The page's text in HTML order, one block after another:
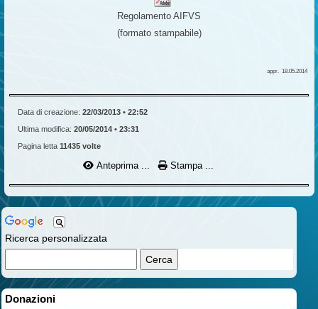
Ricerca personalizzata
Donazioni
Regolamento AIFVS
(formato stampabile)
appr. 18.05.2014
Data di creazione: 22/03/2013 • 22:52
Ultima modifica: 20/05/2014 • 23:31
Pagina letta 11435 volte
Anteprima ... Stampa ...